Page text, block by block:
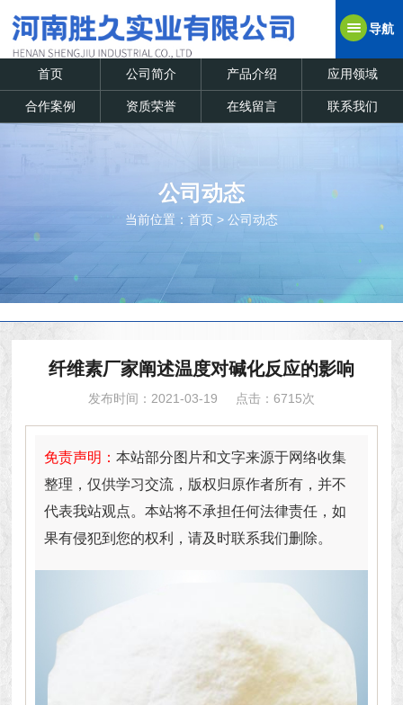
导航
首页 公司简介 产品介绍 应用领域
合作案例 资质荣誉 在线留言 联系我们
公司动态
当前位置： 首页 > 公司动态
纤维素厂家阐述温度对碱化反应的影响
发布时间：2021-03-19 点击：6715次
免责声明：本站部分图片和文字来源于网络收集
整理，仅供学习交流，版权归原作者所有，并不
代表我站观点。本站将不承担任何法律责任，如
果有侵犯到您的权利，请及时联系我们删除。